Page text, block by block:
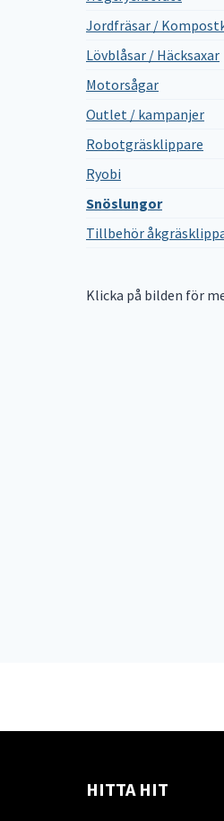
Jordfräsar /
Lövblåsar / Häcksaxar
Motorsågar
Outlet / kampanjer
Robotgräsklippare
Ryobi
Snöslungor
Tillbehör
Klicka på bilden för
HITTA HIT